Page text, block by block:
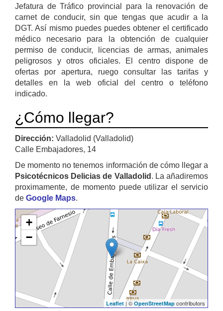
Jefatura de Tráfico provincial para la renovación de
carnet de conducir, sin que tengas que acudir a la
DGT. Así mismo puedes puedes obtener el certificado
médico necesario para la obtención de cualquier
permiso de conducir, licencias de armas, animales
peligrosos y otros oficiales. El centro dispone de
ofertas por apertura, ruego consultar las tarifas y
detalles en la web oficial del centro o teléfono
indicado.
¿Cómo llegar?
Dirección: Valladolid (Valladolid)
Calle Embajadores, 14
De momento no tenemos información de cómo llegar a
Psicotécnicos Delicias de Valladolid . La añadiremos
proximamente, de momento puede utilizar el servicio
de Google Maps.
+
−
Leaflet | © OpenStreetMap contributors